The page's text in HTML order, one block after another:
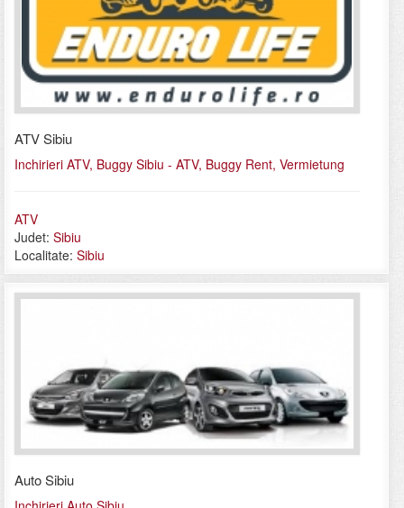
ATV Sibiu
Inchirieri ATV, Buggy Sibiu - ATV, Buggy Rent, Vermietung
ATV
Judet: Sibiu
Localitate: Sibiu
Auto Sibiu